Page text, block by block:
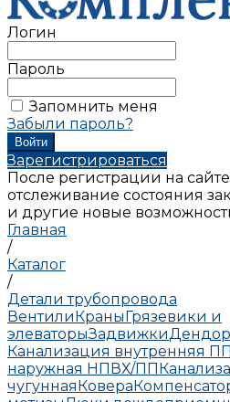
Логин
Пароль
Запомнить меня
Забыли пароль?
Зарегистрироваться
После регистрации на
отслеживание состояния
и другие новые
Главная
/
Каталог
/
Детали трубопровода
ВентилиКраныГрязевики и
элеваторыЗадвижкиДендор
Канализация внутренняя ПП
наружная НПВХ/ПП
чугуннаяКовера